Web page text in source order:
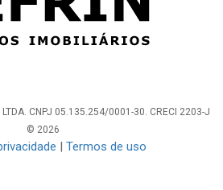
CNPJ 05.135.254/0001-30. CRECI 2203-J
© 2026
| Termos de uso